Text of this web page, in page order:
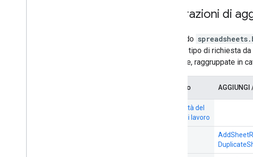
Operazioni di
Il metodo
singolo tipo di richiesta
richieste, raggruppate in
Oggetto AGGIUNGI
Proprietà del
foglio di lavoro